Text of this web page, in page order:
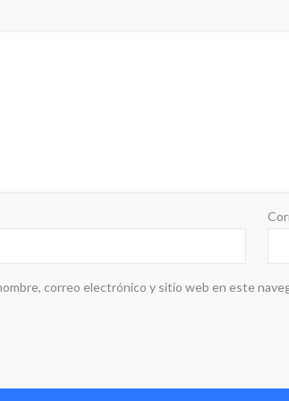
correo electrónico y sitio web en este